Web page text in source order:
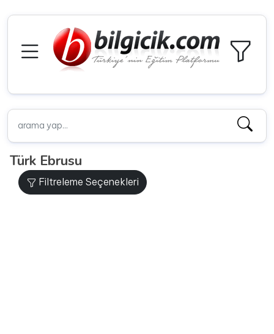
Türk Ebrusu
Filtreleme Seçenekleri